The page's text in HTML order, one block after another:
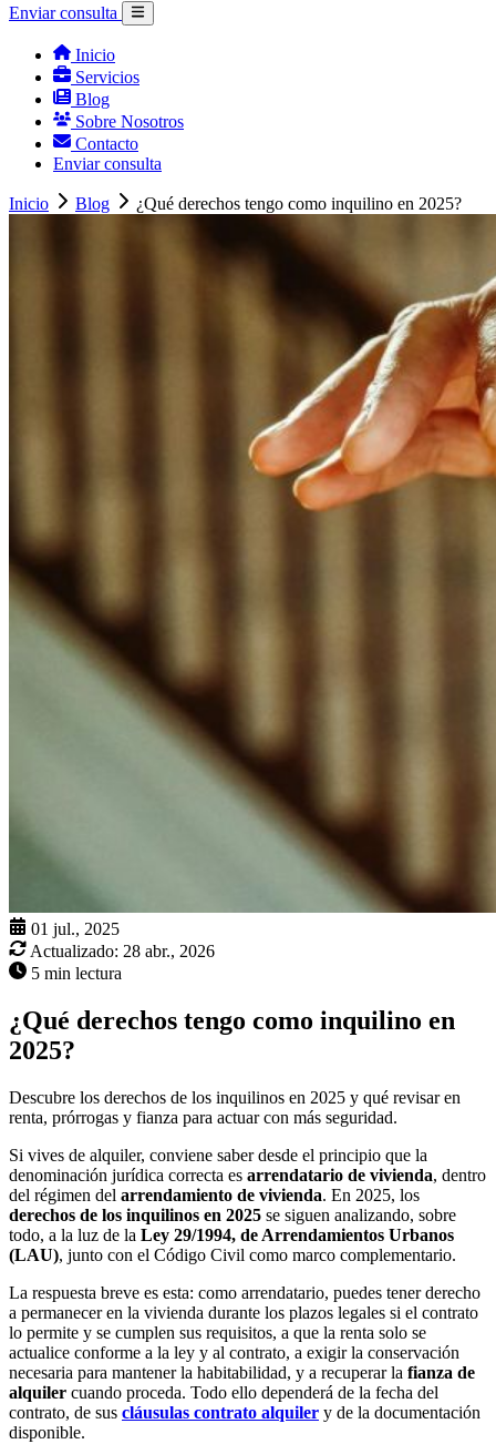
Enviar consulta
Inicio
Servicios
Blog
Sobre Nosotros
Contacto
Enviar consulta
Inicio Blog ¿Qué derechos tengo como inquilino en 2025?
01 jul., 2025
Actualizado: 28 abr., 2026
5 min lectura
¿Qué derechos tengo como inquilino en
2025?
Descubre los derechos de los inquilinos en 2025 y qué revisar en
renta, prórrogas y fianza para actuar con más seguridad.
Si vives de alquiler, conviene saber desde el principio que la
denominación jurídica correcta es arrendatario de vivienda, dentro
del régimen del arrendamiento de vivienda. En 2025, los
derechos de los inquilinos en 2025 se siguen analizando, sobre
todo, a la luz de la Ley 29/1994, de Arrendamientos Urbanos
(LAU), junto con el Código Civil como marco complementario.
La respuesta breve es esta: como arrendatario, puedes tener derecho
a permanecer en la vivienda durante los plazos legales si el contrato
lo permite y se cumplen sus requisitos, a que la renta solo se
actualice conforme a la ley y al contrato, a exigir la conservación
necesaria para mantener la habitabilidad, y a recuperar la fianza de
alquiler cuando proceda. Todo ello dependerá de la fecha del
contrato, de sus cláusulas contrato alquiler y de la documentación
disponible.